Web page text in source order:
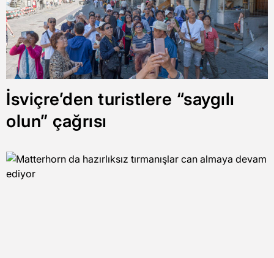
İsviçre’den turistlere “saygılı
olun” çağrısı